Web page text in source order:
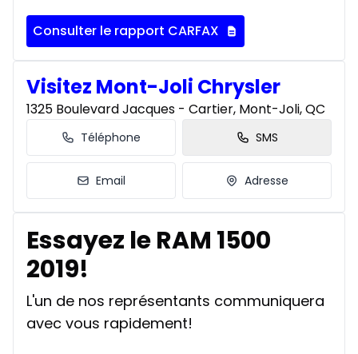
Consulter le rapport CARFAX
Visitez Mont-Joli Chrysler
1325 Boulevard Jacques - Cartier, Mont-Joli, QC
Téléphone SMS
Email Adresse
Essayez le RAM 1500
2019!
L'un de nos représentants communiquera
avec vous rapidement!